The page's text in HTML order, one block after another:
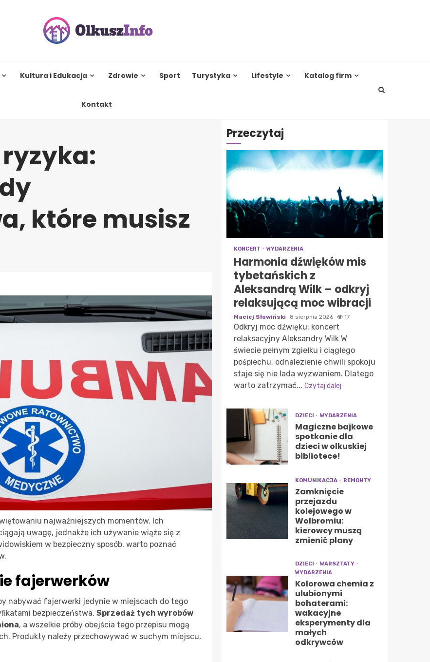
Kultura i Edukacja Zdrowie Sport Turystyka Lifestyle Katalog firm
Kontakt
które musisz
najważniejszych momentów. Ich
uwagę, jednakże ich używanie wiąże się z
w bezpieczny sposób, warto poznać
fajerwerków
nabywać fajerwerki jedynie w miejscach do tego
bezpieczeństwa. Sprzedaż tych wyrobów
, a wszelkie próby obejścia tego przepisu mogą
Produkty należy przechowywać w suchym miejscu,
Przeczytaj
KONCERT WYDARZENIA
Harmonia dźwięków mis
tybetańskich z
Aleksandrą Wilk – odkryj
relaksującą moc wibracji
Maciej Słowiński 8 sierpnia 2026 17
Odkryj moc dźwięku: koncert
relaksacyjny Aleksandry Wilk W
świecie pełnym zgiełku i ciągłego
pośpiechu, odnalezienie chwili spokoju
staje się nie lada wyzwaniem. Dlatego
warto zatrzymać... Czytaj dalej
DZIECI WYDARZENIA
Magiczne bajkowe
spotkanie dla
dzieci w olkuskiej
bibliotece!
KOMUNIKACJA REMONTY
Zamknięcie
przejazdu
kolejowego w
Wolbromiu:
kierowcy muszą
zmienić plany
DZIECI
WARSZTATY
WYDARZENIA
Kolorowa chemia z
ulubionymi
bohaterami:
wakacyjne
eksperymenty dla
małych
odkrywców